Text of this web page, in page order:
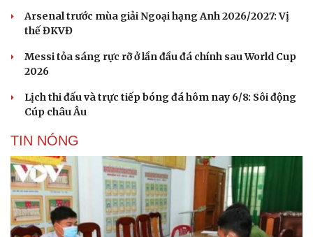
Arsenal trước mùa giải Ngoại hạng Anh 2026/2027: Vị
thế ĐKVĐ
Messi tỏa sáng rực rỡ ở lần đầu đá chính sau World Cup
2026
Lịch thi đấu và trực tiếp bóng đá hôm nay 6/8: Sôi động
Cúp châu Âu
TIN NÓNG